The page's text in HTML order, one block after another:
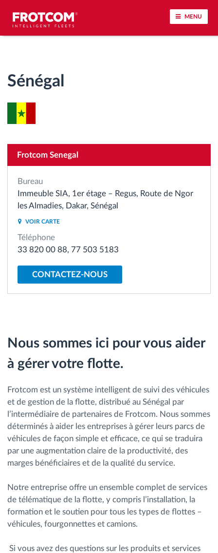
MENU
Contrôle d'accès
Planification et suivi d'itinéraire
Identification automatique du conducteur
Comment nous résolvons chaques besoins
Calculatrice d’économies
Sénégal
Frotcom Senegal
Bureau
Immeuble SIA, 1er étage – Regus, Route de Ngor
les Almadies, Dakar, Sénégal
VOIR CARTE
Téléphone
33 820 00 88, 77 503 5183
CONTACTEZ-NOUS
Nous sommes ici pour vous aider
à gérer votre flotte.
Frotcom est un système intelligent de suivi des véhicules
et de gestion de la flotte, distribué au Sénégal par
l’intermédiaire de partenaires de Frotcom. Nous sommes
déterminés à aider les entreprises à gérer leurs parcs de
véhicules de façon simple et efficace, ce qui se traduira
par une augmentation claire de la productivité, des
marges bénéficiaires et de la qualité du service.
Notre entreprise offre un ensemble complet de services
de télématique de la flotte, y compris l’installation, la
formation et le soutien pour tous les types de flottes –
véhicules, fourgonnettes et camions.
Si vous avez des questions sur les produits et services